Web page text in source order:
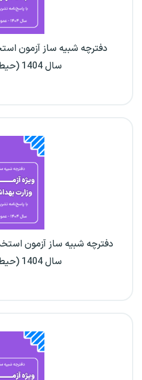
دفترچه شبیه ساز آزمون
سال 1404 (حیطه عمومی)
دفترچه شبیه ساز آزمون
سال 1404 (حیطه عمومی)